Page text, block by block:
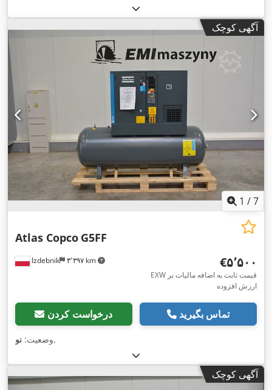
آگهی کوچک
1 /7
Izdebnik ۳٬۳۹۷ km
Atlas Copco G5FF
‎€۵٬۵۰۰
EXW قیمت ثابت به اضافه مالیات بر
ارزش افزوده
درخواست کردن تماس بگیرید
وضعیت: نو ,
آگهی کوچک